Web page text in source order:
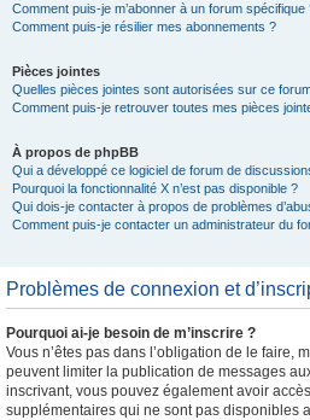
Comment puis-je m’abonner à un forum spécifique
Comment puis-je résilier mes abonnements ?
Pièces jointes
Quelles pièces jointes sont autorisées sur ce
Comment puis-je retrouver toutes mes pièces
À propos de phpBB
Qui a développé ce logiciel de forum de
Pourquoi la fonctionnalité X n’est pas disponible ?
Qui dois-je contacter à propos de problèmes
Comment puis-je contacter un administrateur du
Problèmes de connexion et
Pourquoi ai-je besoin de m’inscrire ?
Vous n’êtes pas dans l’obligation de le faire,
peuvent limiter la publication de messages
inscrivant, vous pouvez également avoir
supplémentaires qui ne sont pas disponibles